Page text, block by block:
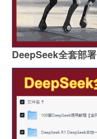
DeepSeek全套部